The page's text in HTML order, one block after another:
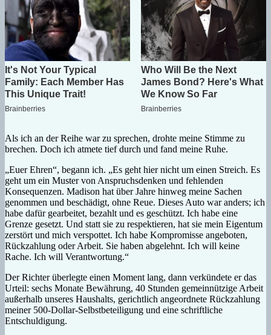
Als ich an der Reihe war zu sprechen, drohte meine Stimme zu
brechen. Doch ich atmete tief durch und fand meine Ruhe.
„Euer Ehren“, begann ich. „Es geht hier nicht um einen Streich. Es
geht um ein Muster von Anspruchsdenken und fehlenden
Konsequenzen. Madison hat über Jahre hinweg meine Sachen
genommen und beschädigt, ohne Reue. Dieses Auto war anders; ich
habe dafür gearbeitet, bezahlt und es geschützt. Ich habe eine
Grenze gesetzt. Und statt sie zu respektieren, hat sie mein Eigentum
zerstört und mich verspottet. Ich habe Kompromisse angeboten,
Rückzahlung oder Arbeit. Sie haben abgelehnt. Ich will keine
Rache. Ich will Verantwortung.“
Der Richter überlegte einen Moment lang, dann verkündete er das
Urteil: sechs Monate Bewährung, 40 Stunden gemeinnützige Arbeit
außerhalb unseres Haushalts, gerichtlich angeordnete Rückzahlung
meiner 500-Dollar-Selbstbeteiligung und eine schriftliche
Entschuldigung.